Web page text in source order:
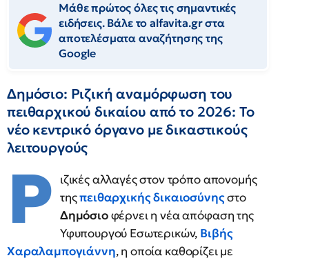
Μάθε πρώτος όλες τις σημαντικές
ειδήσεις. Βάλε το alfavita.gr στα
αποτελέσματα αναζήτησης της
Google
Δημόσιο: Ριζική αναμόρφωση του
πειθαρχικού δικαίου από το 2026: Το
νέο κεντρικό όργανο με δικαστικούς
λειτουργούς
Ρ ιζικές αλλαγές στον τρόπο απονομής
τηςπειθαρχικής δικαιοσύνηςστο
Δημόσιοφέρνει η νέα απόφαση της
Υφυπουργού Εσωτερικών, Βιβής
Χαραλαμπογιάννη, η οποία καθορίζει με